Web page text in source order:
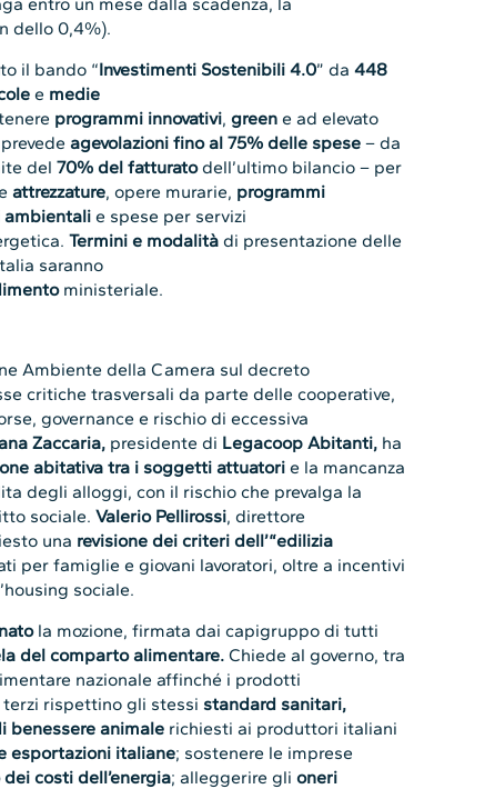
dello 0,4%).
il bando “Investimenti Sostenibili 4.0” da448
e medie
programmi innovativi,greene ad elevato
agevolazioni fino al 75% delle spese – da
del70% del fatturatodell’ultimo bilancio – per
attrezzature, opere murarie, programmi
ambientalie spese per servizi
Termini e modalità di presentazione delle
saranno
ministeriale.
Ambiente della Camera sul decreto
critiche trasversali da parte delle cooperative,
governance e rischio di eccessiva
Zaccaria, presidente di Legacoop Abitanti, ha
abitativa tra i soggetti attuatori e la mancanza
degli alloggi, con il rischio che prevalga la
sociale.Valerio Pellirossi, direttore
una revisione dei criteri dell’“edilizia
per famiglie e giovani lavoratori, oltre a incentivi
sociale.
la mozione, firmata dai capigruppo di tutti
del comparto alimentare.Chiede al governo, tra
nazionale affinché i prodotti
rispettino gli stessi standard sanitari,
benessere animale richiesti ai produttori italiani
esportazioni italiane; sostenere le imprese
costi dell’energia; alleggerire glioneri